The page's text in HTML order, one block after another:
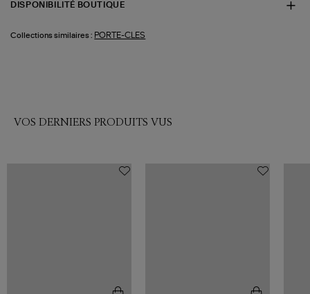
DISPONIBILITÉ BOUTIQUE
Collections similaires : PORTE-CLES
VOS DERNIERS PRODUITS VUS